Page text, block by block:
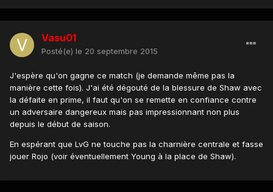
Vasu01
Posté(e) le 20 septembre 2015
J'espère qu'on gagne ce match (je demande même pas la
manière cette fois). J'ai été dégouté de la blessure de Shaw avec
la défaite en prime, il faut qu'on se remette en confiance contre
un adversaire dangereux mais pas impressionnant non plus
depuis le début de saison.
En espérant que LvG ne touche pas la charnière centrale et fasse
jouer Rojo (voir éventuellement Young à la place de Shaw).